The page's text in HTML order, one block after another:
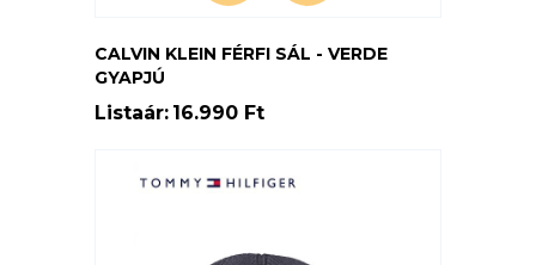
CALVIN KLEIN FÉRFI SÁL - VERDE
GYAPJÚ
Listaár: 16.990 Ft